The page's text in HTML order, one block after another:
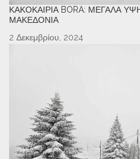
ΚΑΚΟΚΑΙΡΊΑ BORA: ΜΕΓΆΛΑ
ΜΑΚΕΔΟΝΊΑ
2 Δεκεμβρίου, 2024